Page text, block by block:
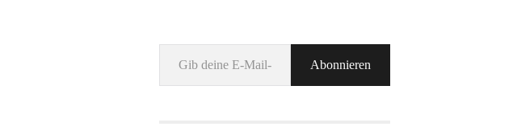
Gib deine E-Mail-Adresse ein ...
Abonnieren